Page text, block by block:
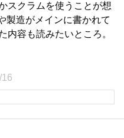
スクラムを使うことが想
製造がメインに書かれて
内容も読みたいところ。